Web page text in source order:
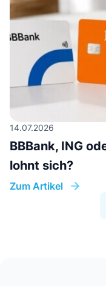
14.07.2026
BBBank, ING
lohnt sich?
Zum Artikel